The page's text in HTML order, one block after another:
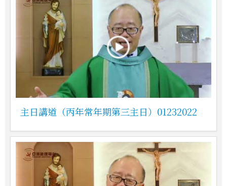
主日講道（丙年常年期第三主日）01232022